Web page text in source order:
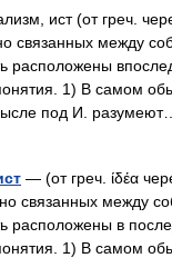
ист (от греч.
связанных между
расположены
1) В самом
под И.
— (от греч. ίδέα
связанных между
расположены в
1) В самом